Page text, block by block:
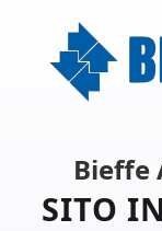
Bieffe
SITO